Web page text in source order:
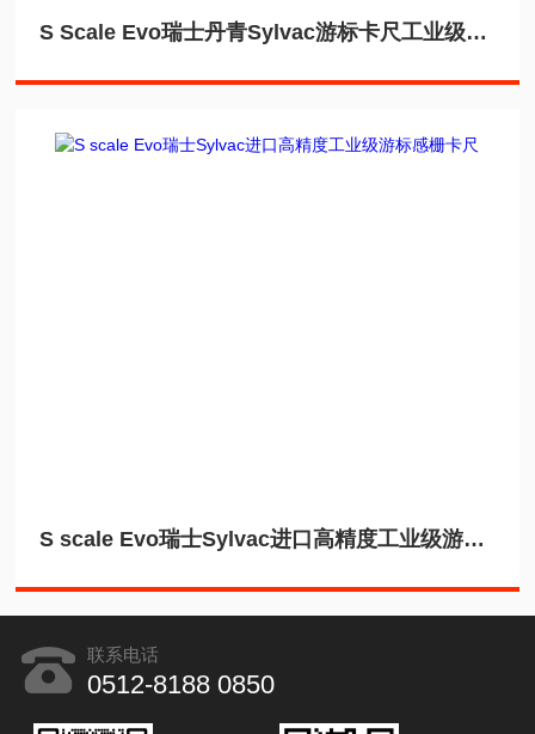
S Scale Evo瑞士丹青Sylvac游标卡尺工业级数显感珊尺
S scale Evo瑞士Sylvac进口高精度工业级游标感栅卡尺
联系电话
0512-8188 0850